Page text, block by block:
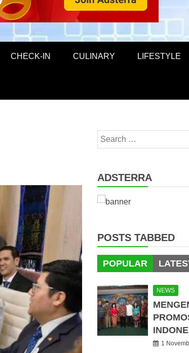
CHECK-IN CULINARY LIFESTYLE
Search
for:
ADSTERRA
POSTS TABBED
POPULAR
NEWS
1